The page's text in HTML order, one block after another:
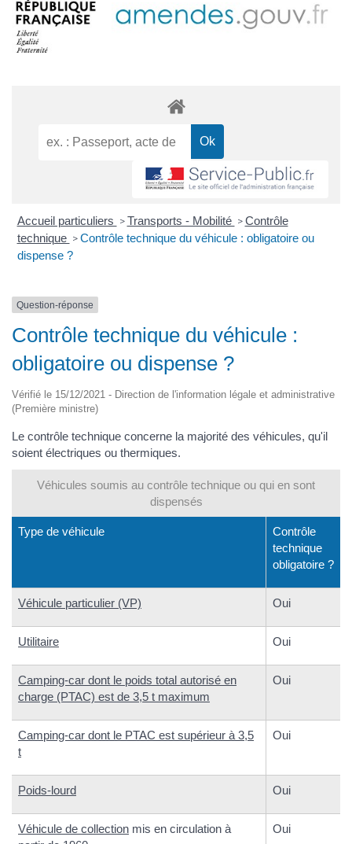
Accueil particuliers > Transports - Mobilité > Contrôle
technique > Contrôle technique du véhicule : obligatoire ou
dispense ?
Question-réponse
Contrôle technique du véhicule :
obligatoire ou dispense ?
Vérifié le 15/12/2021 - Direction de l'information légale et administrative
(Première ministre)
Le contrôle technique concerne la majorité des véhicules, qu'il
soient électriques ou thermiques.
Véhicules soumis au contrôle technique ou qui en sont
dispensés
Type de véhicule
Contrôle
technique
obligatoire ?
Véhicule particulier (VP) Oui
Utilitaire Oui
Camping-car dont le poids total autorisé en
charge (PTAC) est de 3,5 t maximum
Oui
Camping-car dont le PTAC est supérieur à 3,5
t
Oui
Poids-lourd Oui
Véhicule de collection mis en circulation à
Oui